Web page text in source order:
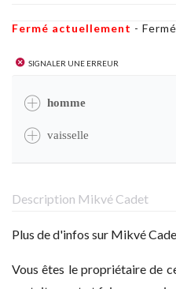
Fermé actuellement - Fermé
Signaler une erreur
homme
vaisselle
Description Mikvé Cadet
Plus de d'infos sur Mikvé
Vous êtes le propriétaire de